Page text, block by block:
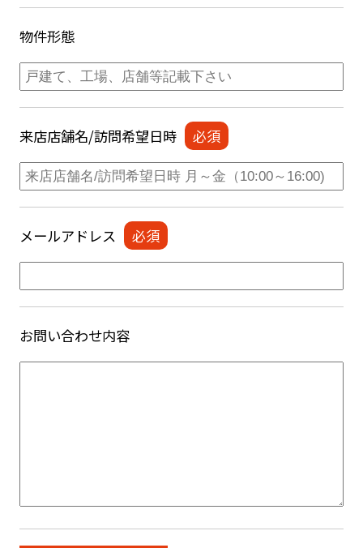
物件形態
来店店舗名/訪問希望日時
メールアドレス
お問い合わせ内容